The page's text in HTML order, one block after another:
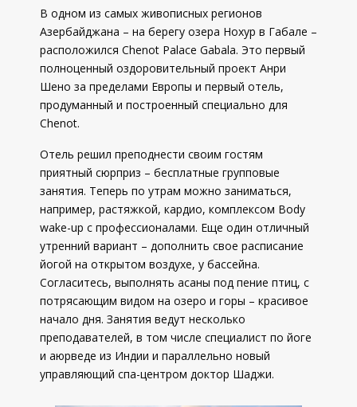
В одном из самых живописных регионов
Азербайджана – на берегу озера Нохур в Габале –
расположился Chenot Palace Gabala. Это первый
полноценный оздоровительный проект Анри
Шено за пределами Европы и первый отель,
продуманный и построенный специально для
Chenot.
Отель решил преподнести своим гостям
приятный сюрприз – бесплатные групповые
занятия. Теперь по утрам можно заниматься,
например, растяжкой, кардио, комплексом Body
wake-up с профессионалами. Еще один отличный
утренний вариант – дополнить свое расписание
йогой на открытом воздухе, у бассейна.
Согласитесь, выполнять асаны под пение птиц, с
потрясающим видом на озеро и горы – красивое
начало дня. Занятия ведут несколько
преподавателей, в том числе специалист по йоге
и аюрведе из Индии и параллельно новый
управляющий спа-центром доктор Шаджи.